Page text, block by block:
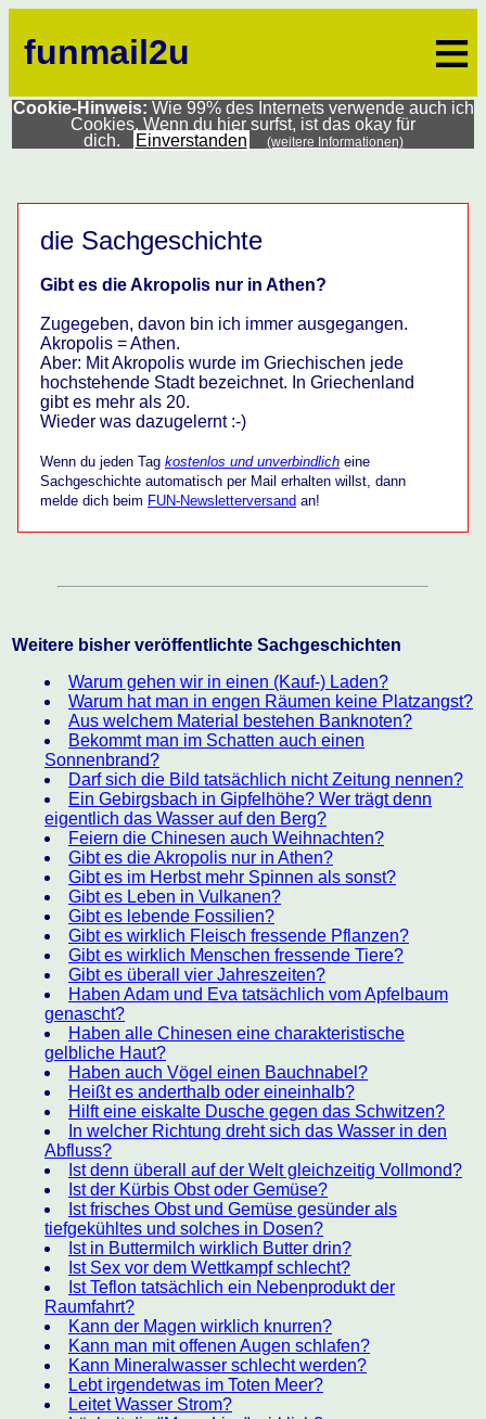
funmail2u ≡
Cookie-Hinweis: Wie 99% des Internets verwende auch ich
Cookies. Wenn du hier surfst, ist das okay für
dich.
Einverstanden (weitere Informationen)
die Sachgeschichte
Gibt es die Akropolis nur in Athen?
Zugegeben, davon bin ich immer ausgegangen.
Akropolis = Athen.
Aber: Mit Akropolis wurde im Griechischen jede
hochstehende Stadt bezeichnet. In Griechenland
gibt es mehr als 20.
Wieder was dazugelernt :-)
Wenn du jeden Tag kostenlos und unverbindlich eine
Sachgeschichte automatisch per Mail erhalten willst, dann
melde dich beim FUN-Newsletterversand an!
Weitere bisher veröffentlichte Sachgeschichten
Warum gehen wir in einen (Kauf-) Laden?
Warum hat man in engen Räumen keine Platzangst?
Aus welchem Material bestehen Banknoten?
Bekommt man im Schatten auch einen
Sonnenbrand?
Darf sich die Bild tatsächlich nicht Zeitung nennen?
Ein Gebirgsbach in Gipfelhöhe? Wer trägt denn
eigentlich das Wasser auf den Berg?
Feiern die Chinesen auch Weihnachten?
Gibt es die Akropolis nur in Athen?
Gibt es im Herbst mehr Spinnen als sonst?
Gibt es Leben in Vulkanen?
Gibt es lebende Fossilien?
Gibt es wirklich Fleisch fressende Pflanzen?
Gibt es wirklich Menschen fressende Tiere?
Gibt es überall vier Jahreszeiten?
Haben Adam und Eva tatsächlich vom Apfelbaum
genascht?
Haben alle Chinesen eine charakteristische
gelbliche Haut?
Haben auch Vögel einen Bauchnabel?
Heißt es anderthalb oder eineinhalb?
Hilft eine eiskalte Dusche gegen das Schwitzen?
In welcher Richtung dreht sich das Wasser in den
Abfluss?
Ist denn überall auf der Welt gleichzeitig Vollmond?
Ist der Kürbis Obst oder Gemüse?
Ist frisches Obst und Gemüse gesünder als
tiefgekühltes und solches in Dosen?
Ist in Buttermilch wirklich Butter drin?
Ist Sex vor dem Wettkampf schlecht?
Ist Teflon tatsächlich ein Nebenprodukt der
Raumfahrt?
Kann der Magen wirklich knurren?
Kann man mit offenen Augen schlafen?
Kann Mineralwasser schlecht werden?
Lebt irgendetwas im Toten Meer?
Leitet Wasser Strom?